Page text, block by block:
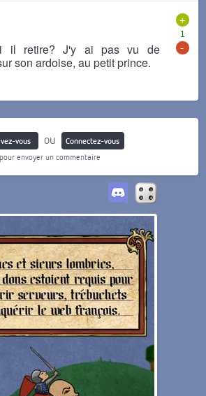
+
1
-
il retire? J'y ai pas vu de
son ardoise, au petit prince.
vous ou
Connectez-vous
pour envoyer un commentaire